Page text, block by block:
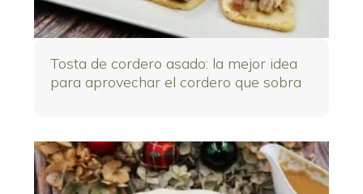
Tosta de cordero asado: la mejor idea
para aprovechar el cordero que sobra